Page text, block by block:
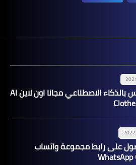
إزالة الملابس بالذكاء الاصطناعي مجانا اون لاين AI
على رابط مجموعة واتساب